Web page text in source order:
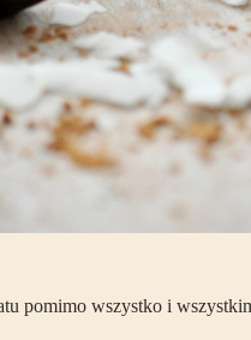
pomimo wszystko i